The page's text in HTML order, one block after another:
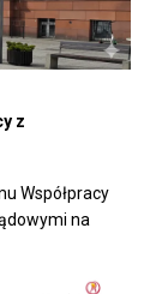
z
Współpracy
na